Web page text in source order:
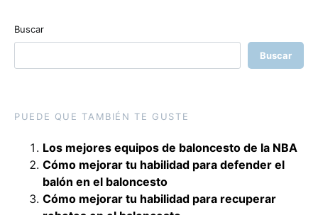
Buscar
Buscar
PUEDE QUE TAMBIÉN TE GUSTE
Los mejores equipos de baloncesto de la NBA
Cómo mejorar tu habilidad para defender el
balón en el baloncesto
Cómo mejorar tu habilidad para recuperar